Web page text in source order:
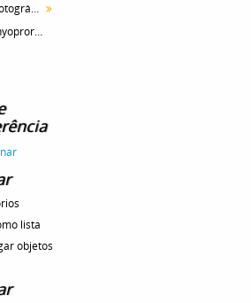
Serviço de fotografia - registros fotográficos
[cobra Jararaca (Bothrocophias hyoprora)]. Imagem colada na ficha da Seção de fotografia nº 816, solicitação da Seção de Zoologia médica (Dr. Alcides Prado). Frente
lista
objetos